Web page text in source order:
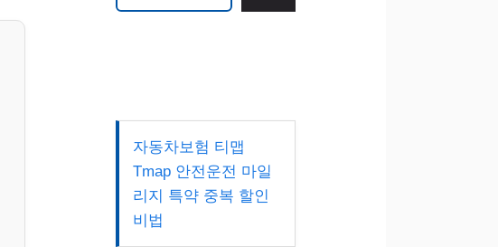
자동차보험 티맵
Tmap 안전운전 마일
리지 특약 중복 할인
비법